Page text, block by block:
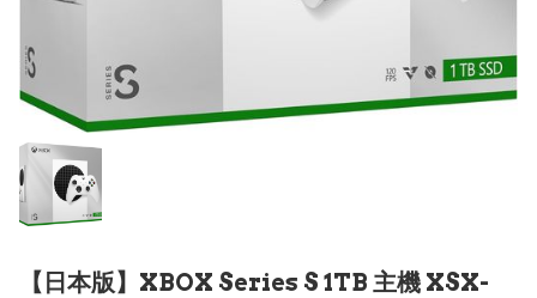
【日本版】XBOX Series S 1TB 主機 XSX-